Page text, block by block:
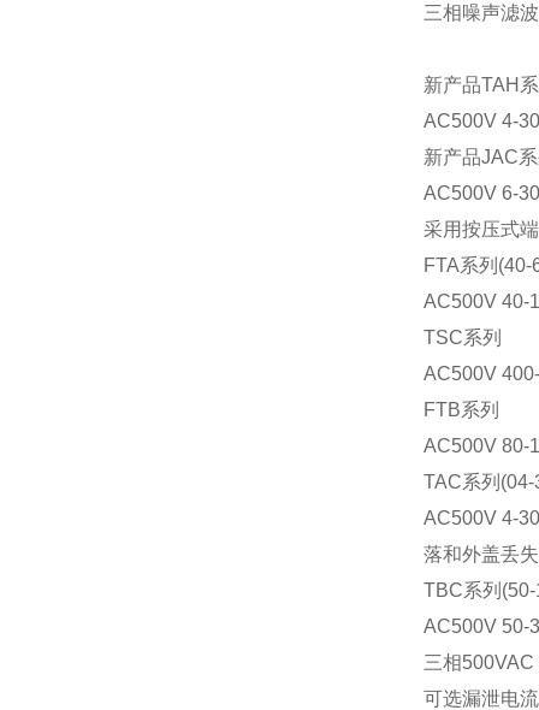
三相噪声滤
新产品TAH
AC500V 4-
新产品JAC
AC500V 6-
采用按压式
FTA系列(40-
AC500V 40-
TSC系列
AC500V
FTB系列
AC500V 80-
TAC系列
AC500V 4-
落和外盖丢失
TBC系列
AC500V 50-
三相500VAC
可选漏泄电流